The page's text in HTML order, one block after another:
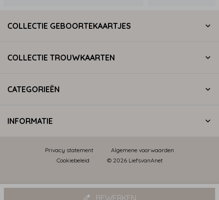
BEWERKEN
COLLECTIE GEBOORTEKAARTJES
COLLECTIE TROUWKAARTEN
CATEGORIEËN
INFORMATIE
Privacy statement
Algemene voorwaarden
Cookiebeleid
© 2026 LiefsvanAnet